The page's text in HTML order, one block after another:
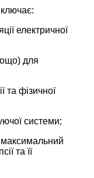
електричної
для
та фізичної
системи;
максимальний
та її